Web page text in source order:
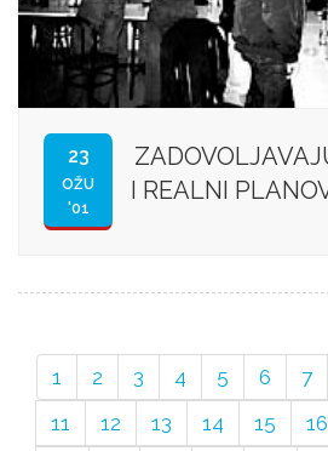
23
OŽU
'01
I REALNI
1 2 3 4 5 6 7
11
12 13 14 15 16